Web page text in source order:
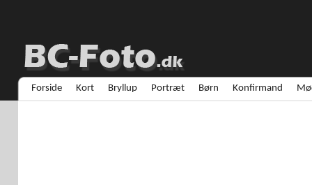
Forside Kort Bryllup Portræt Børn Konfirmand